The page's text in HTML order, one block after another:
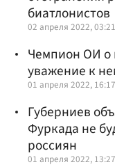
биатлонистов
02 апреля 2022, 03:21
Чемпион ОИ о
уважение к
01 апреля 2022, 16:17
Губерниев
Фуркада не
россиян
01 апреля 2022, 13:27